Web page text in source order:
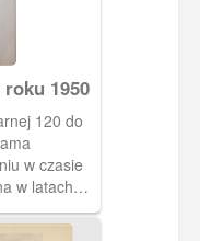
1950
120 do
w czasie
w latach